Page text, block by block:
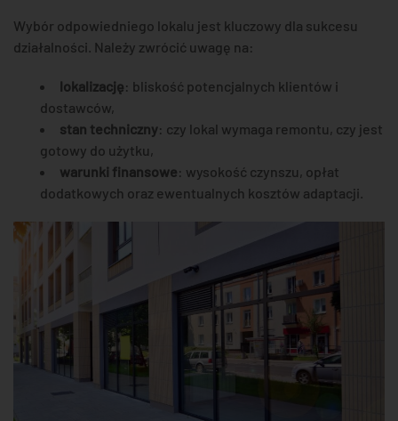
Wybór odpowiedniego lokalu jest kluczowy dla sukcesu
działalności. Należy zwrócić uwagę na:
lokalizację: bliskość potencjalnych klientów i
dostawców,
stan techniczny: czy lokal wymaga remontu, czy jest
gotowy do użytku,
warunki finansowe: wysokość czynszu, opłat
dodatkowych oraz ewentualnych kosztów adaptacji.